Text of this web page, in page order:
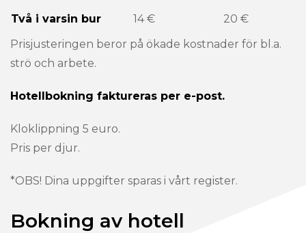
Två i varsin bur 14 €
20 €
Prisjusteringen beror på ökade kostnader för bl.a.
strö och arbete.
Hotellbokning faktureras per e-post.
Kloklippning 5 euro.
Pris per djur.
*OBS! Dina uppgifter sparas i vårt register.
Bokning av hotell